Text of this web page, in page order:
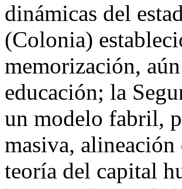
dinámicas del
(Colonia)
memorización,
educación; la
un modelo fabril,
masiva,
teoría del capital